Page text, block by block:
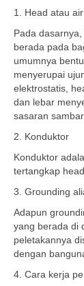
1. Head atau
Pada
berada pada
umumnya
menyerupai
elektrostatis,
dan lebar
sasaran
2. Konduktor
Konduktor
tertangkap
3. Grounding
Adapun
yang berada di
peletakannya
dengan
4. Cara kerja